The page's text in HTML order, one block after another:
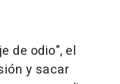
de odio", el
y sacar